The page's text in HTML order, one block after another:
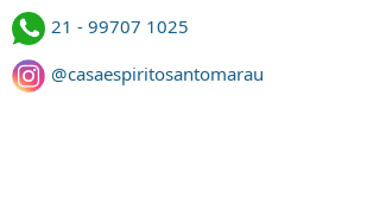
21 - 99707 1025
@casaespiritosantomarau